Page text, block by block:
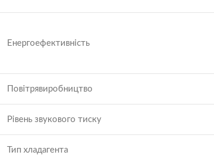
Енергоефективність
Повітрявиробництво
Рівень звукового тиску
Тип хладагента